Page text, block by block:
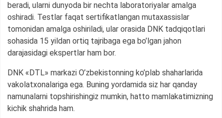
beradi, ularni dunyoda bir nechta laboratoriyalar amalga
oshiradi. Testlar faqat sertifikatlangan mutaxassislar
tomonidan amalga oshiriladi, ular orasida DNK tadqiqotlari
sohasida 15 yildan ortiq tajribaga ega bo’lgan jahon
darajasidagi ekspertlar ham bor.
DNK «DTL» markazi O’zbekistonning ko’plab shaharlarida
vakolatxonalariga ega. Buning yordamida siz har qanday
namunalarni topshirishingiz mumkin, hatto mamlakatimizning
kichik shahrida ham.